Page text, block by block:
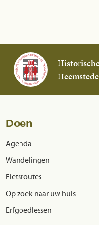
Doen
Agenda
Wandelingen
Fietsroutes
Op zoek naar uw huis
Erfgoedlessen